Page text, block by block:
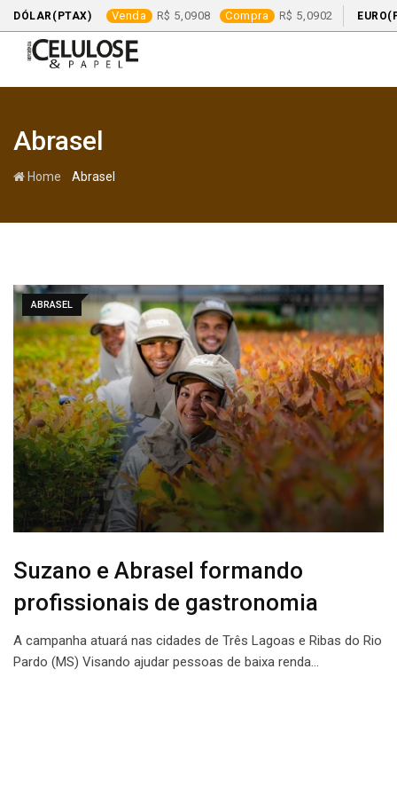
DÓLAR(PTAX) Venda 5,0908 Compra 5,0902
content
Abrasel
Home -Abrasel
ABRASEL
Suzano e Abrasel formando
profissionais de gastronomia
A campanha atuará nas cidades de Três Lagoas e Ribas do Rio
Pardo (MS) Visando ajudar pessoas de baixa renda…